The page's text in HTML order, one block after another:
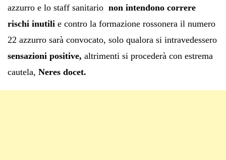
azzurro e lo staff sanitario non intendono correre
rischi inutili e contro la formazione rossonera il numero
22 azzurro sarà convocato, solo qualora si intravedessero
sensazioni positive, altrimenti si procederà con estrema
cautela, Neres docet.